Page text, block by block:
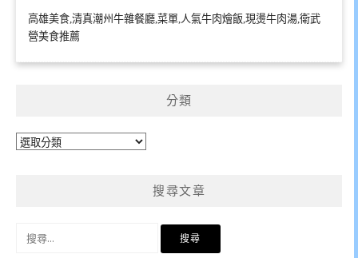
高雄美食,清真潮州牛雜餐廳,菜單,人氣牛肉燴飯,現燙牛肉湯,衛武
營美食推薦
分類
分
搜尋文章